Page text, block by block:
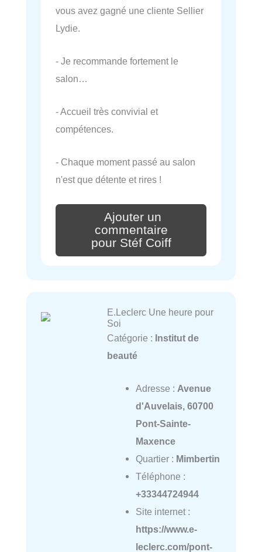
vous avez gagné une cliente Sellier
Lydie.
- Je recommande fortement le
salon…
- Accueil très convivial et
compétences.
- Chaque moment passé au salon
n'est que détente et rires !
Ajouter un
commentaire
pour Stéf Coiff
E.Leclerc Une heure pour
Soi
Catégorie : Institut de
beauté
Adresse : Avenue
d'Auvelais, 60700
Pont-Sainte-
Maxence
Quartier : Mimbertin
Téléphone :
+33344724944
Site internet :
https://www.e-
leclerc.com/pont-